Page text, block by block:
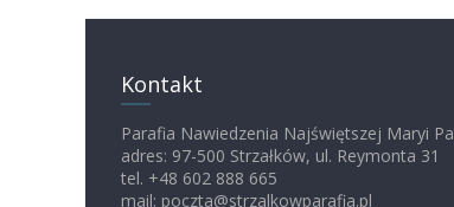
Kontakt
Parafia Nawiedzenia Najświętszej Maryi
adres: 97-500 Strzałków, ul. Reymonta 31
tel. +48 602 888 665
mail: poczta@strzalkowparafia.pl